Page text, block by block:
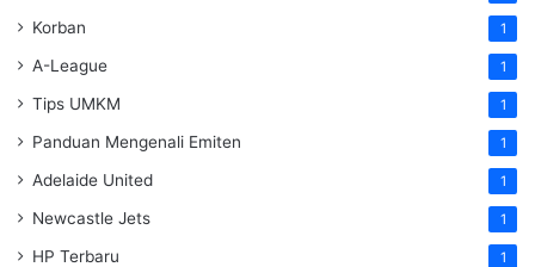
Korban 1
A-League 1
Tips UMKM 1
Panduan Mengenali Emiten 1
Adelaide United 1
Newcastle Jets 1
HP Terbaru 1